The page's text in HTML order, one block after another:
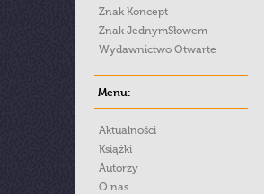
Znak Koncept
Znak JednymSłowem
Wydawnictwo Otwarte
Menu:
Aktualności
Książki
Autorzy
O nas